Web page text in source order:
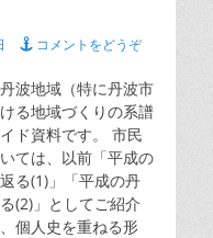
コメントをどうぞ
波地域（特に丹波市
る地域づくりの系譜
ド資料です。 市民
ては、以前「平成の
る(1)」「平成の丹
(2)」としてご紹介
個人史を重ねる形